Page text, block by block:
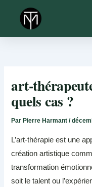
contenu
art-
quels cas ?
Par Pierre Harmant/
L’art-thérapie est une
création artistique
transformation
soit le talent ou